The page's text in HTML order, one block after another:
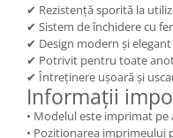
✔ Rezistență sporită la
✔ Sistem de închidere cu
✔ Design modern și elegant
✔ Potrivit pentru toate
✔ Întreținere ușoară și
Informații
• Modelul este imprimat pe
• Poziționarea imprimeului